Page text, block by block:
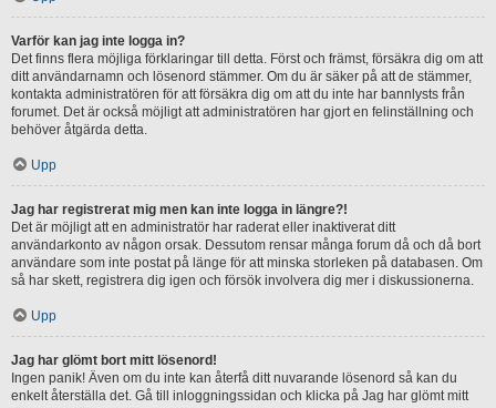
Varför kan jag inte logga in?
Det finns flera möjliga förklaringar till detta. Först och främst, försäkra dig om att
ditt användarnamn och lösenord stämmer. Om du är säker på att de stämmer,
kontakta administratören för att försäkra dig om att du inte har bannlysts från
forumet. Det är också möjligt att administratören har gjort en felinställning och
behöver åtgärda detta.
Upp
Jag har registrerat mig men kan inte logga in längre?!
Det är möjligt att en administratör har raderat eller inaktiverat ditt
användarkonto av någon orsak. Dessutom rensar många forum då och då bort
användare som inte postat på länge för att minska storleken på databasen. Om
så har skett, registrera dig igen och försök involvera dig mer i diskussionerna.
Upp
Jag har glömt bort mitt lösenord!
Ingen panik! Även om du inte kan återfå ditt nuvarande lösenord så kan du
enkelt återställa det. Gå till inloggningssidan och klicka på Jag har glömt mitt